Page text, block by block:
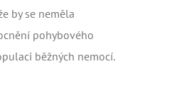
by se neměla
pohybového
běžných nemocí.